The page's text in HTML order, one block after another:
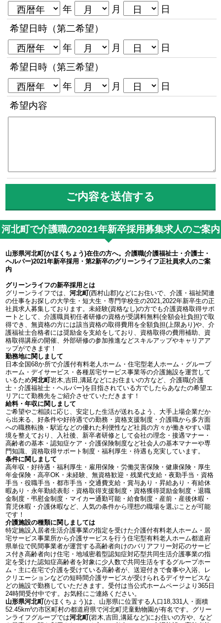
年 月
日
希望日時（第二希望）
年
月
日
希望日時（第三希望）
年
月
日
希望内容
河北町で介護職の2021年新卒採用募集求人のご案内
山形県河北町(かほくちょう)在住の方へ。介護職(介護福祉士・介護士・
ヘルパー)2021年新卒採用・第2新卒のグリーンライフ正社員求人のご案
内
グリーンライフの新卒採用とは
グリーンライフでは、河北町(西村山郡)などにお住いで、介護・福祉関連
の仕事をお探しの大学生・短大生・専門学校生の2021,2022年新卒生の正
社員求人募集しております。未経験(資格なし)の方でも介護資格取得サポ
ートとして、介護職員初任者研修の資格が受講料無料(全額会社負担)で取
得でき、無資格の方には該当資格の取得費用を全額負担(上限あり)や、介
護福祉士合格者には奨励金を支給をしており、資格取得の費用補助、資
格取得講座の開催、外部研修の参加推進などスキルアップやキャリアア
ップができます！
勤務地に関しまして
日本全国68か所で介護付有料老人ホーム・住宅型老人ホーム・グループ
ホーム・デイサービス・各種居宅サービス事業等の介護施設を運営して
いるため河北町岩木,吉田,溝延などにお住まいの方など、介護職(介護
士・介護福祉士・ヘルパー)を目指されている方でしたらあなたの希望エ
リアにて勤務先をご紹介させていただきます！
給料・年収に関しまして
ご希望やご相談に応じ、安定した生活が送れるよう、大手上場企業だか
ら出来る、好条件や好待遇での勤務・資格支援制度・介護職から多方面
への職務転換・駅近などの優れた利便性など社員の方々が働きやすい環
境を整えており、入社後、新卒者研修として会社の理念・接遇マナー・
高齢者の基本・認知症ケア・介護保険制度など社会人の基本マナーや専
門知識、資格取得サポート制度・福利厚生・待遇も充実しています。
条件に関しまして
高年収・好待遇・福利厚生・雇用保険・労働災害保険・健康保険・厚生
年金保険・高卒OK・未経験、無資格歓迎・残業代支給・夜勤手当・資格
手当・役職手当・都市手当・交通費支給・賞与あり・昇給あり・有給休
暇あり・永年勤続表彰・資格取得支援制度・資格獲得奨励金制度・退職
金制度・弔慰金制度・マイカー通勤可能・給食制度・産前・産後休暇・
育児休暇・介護休暇など、人気の条件から理想の職場を選ぶことが可能
です！
介護施設の種類に関しましては
特定施設入居者生活介護事業の指定を受けた介護付有料老人ホーム・居
宅サービス事業所から介護サービスを行う住宅型有料老人ホーム都道府
県単位で民間事業者が運営する高齢者向けのバリアフリー対応のサービ
ス付き高齢者向け住宅・地域密着型認知症対応型共同生活介護事業の指
定を受けた認知症高齢者を対象に少人数で共同生活をするグループホー
ム・主に在宅で介護を受けている高齢者が、送迎付きで食事や入浴、レ
クリエーションなどの短時間介護サービスが受けられるデイサービスな
どの施設で勤務していただきます。受付は当公式ホームページより365日
24時間受付中です。お気軽にご連絡ください。
山形県河北町(かほくちょう)は、山形県に位置する人口18,331人・面積
52.45km²の市区町村の都道府県で河北町児童動物園が有名です。グリー
ンライフグループでは河北町(岩木,吉田,溝延など)にお住いの方や、など